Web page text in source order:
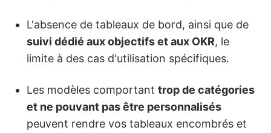
L'absence de tableaux de bord, ainsi que de
suivi dédié aux objectifs et aux OKR, le
limite à des cas d'utilisation spécifiques.
Les modèles comportant trop de catégories
et ne pouvant pas être personnalisés
peuvent rendre vos tableaux encombrés et